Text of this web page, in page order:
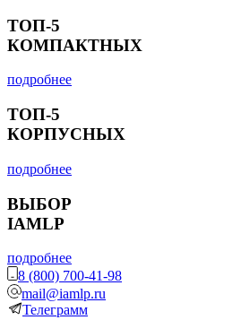
ТОП-5
КОМПАКТНЫХ
подробнее
ТОП-5
КОРПУСНЫХ
подробнее
ВЫБОР
IAMLP
подробнее
8 (800) 700-41-98
mail@iamlp.ru
Телеграмм